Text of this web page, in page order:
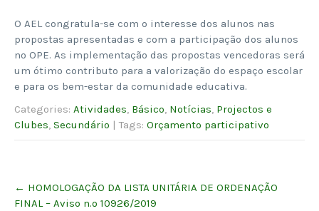
O AEL congratula-se com o interesse dos alunos nas
propostas apresentadas e com a participação dos alunos
no OPE. As implementação das propostas vencedoras será
um ótimo contributo para a valorização do espaço escolar
e para os bem-estar da comunidade educativa.
Categories: Atividades, Básico, Notícias, Projectos e
Clubes, Secundário | Tags: Orçamento participativo
navigation
← HOMOLOGAÇÃO DA LISTA UNITÁRIA DE ORDENAÇÃO
FINAL – Aviso n.º 10926/2019